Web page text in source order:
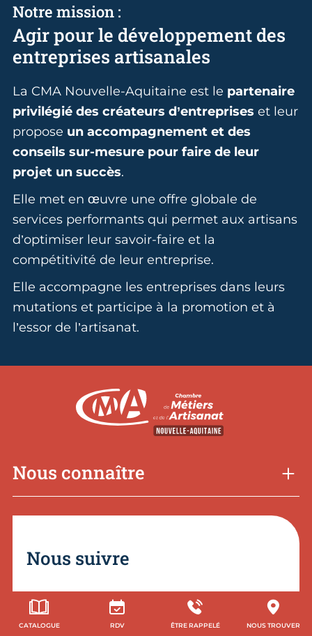
Agir pour le développement des
entreprises artisanales
Notre mission :
La CMA Nouvelle-Aquitaine est le partenaire
privilégié des créateurs d’entreprises et leur
propose un accompagnement et des
conseils sur-mesure pour faire de leur
projet un succès.
Elle met en œuvre une offre globale de
services performants qui permet aux artisans
d’optimiser leur savoir-faire et la
compétitivité de leur entreprise.
Elle accompagne les entreprises dans leurs
mutations et participe à la promotion et à
l’essor de l’artisanat.
CATALOGUE RDV ÊTRE RAPPELÉ NOUS TROUVER
Nous connaître
Nous suivre